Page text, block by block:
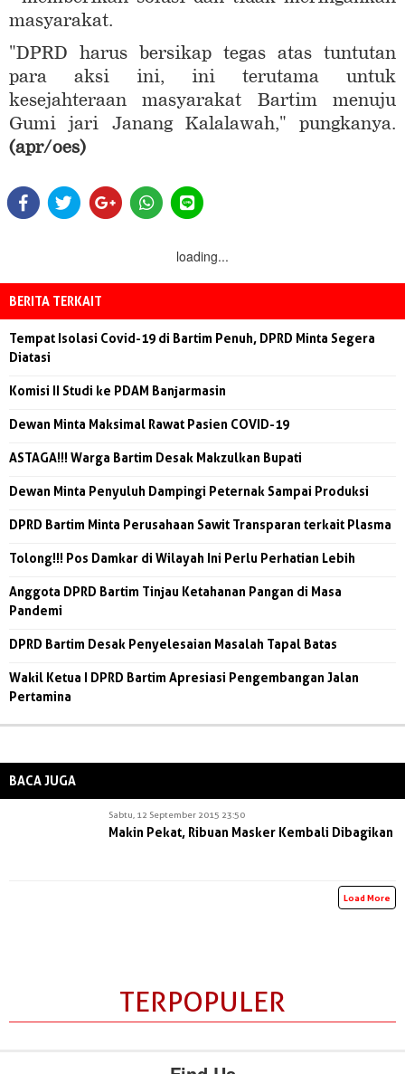
masyarakat.
"DPRD harus bersikap tegas atas tuntutan
para aksi ini, ini terutama untuk
kesejahteraan masyarakat Bartim menuju
Gumi jari Janang Kalalawah," pungkanya.
(apr/oes)
loading...
BERITA TERKAIT
Tempat Isolasi Covid-19 di Bartim Penuh, DPRD Minta Segera
Diatasi
Komisi II Studi ke PDAM Banjarmasin
Dewan Minta Maksimal Rawat Pasien COVID-19
ASTAGA!!! Warga Bartim Desak Makzulkan Bupati
Dewan Minta Penyuluh Dampingi Peternak Sampai Produksi
DPRD Bartim Minta Perusahaan Sawit Transparan terkait Plasma
Tolong!!! Pos Damkar di Wilayah Ini Perlu Perhatian Lebih
Anggota DPRD Bartim Tinjau Ketahanan Pangan di Masa
Pandemi
DPRD Bartim Desak Penyelesaian Masalah Tapal Batas
Wakil Ketua I DPRD Bartim Apresiasi Pengembangan Jalan
Pertamina
BACA JUGA
Sabtu, 12 September 2015 23:50
Makin Pekat, Ribuan Masker Kembali Dibagikan
Load More
TERPOPULER